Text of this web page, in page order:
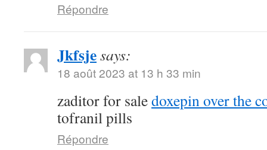
Répondre
Jkfsjesays:
18 août 2023 at 13 h 33 min
zaditor for saledoxepin over the
tofranil pills
Répondre